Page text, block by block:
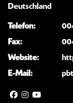
Deutschland
Telefon:
Fax:
Website:
E-Mail: